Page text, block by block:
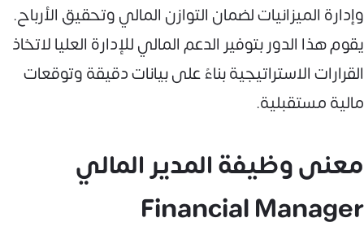
وإدارة الميزانيات لضمان التوازن المالي وتحقيق الأرباح.
يقوم هذا الدور بتوفير الدعم المالي للإدارة العليا لاتخاذ
القرارات الاستراتيجية بناءً على بيانات دقيقة وتوقعات
مالية مستقبلية.
معنى وظيفة المدير المالي
Financial Manager